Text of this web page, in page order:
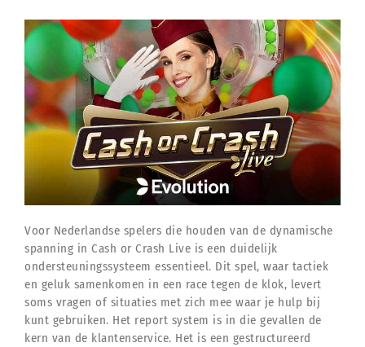
Voor Nederlandse spelers die houden van de dynamische
spanning in Cash or Crash Live is een duidelijk
ondersteuningssysteem essentieel. Dit spel, waar tactiek
en geluk samenkomen in een race tegen de klok, levert
soms vragen of situaties met zich mee waar je hulp bij
kunt gebruiken. Het report system is in die gevallen de
kern van de klantenservice. Het is een gestructureerd